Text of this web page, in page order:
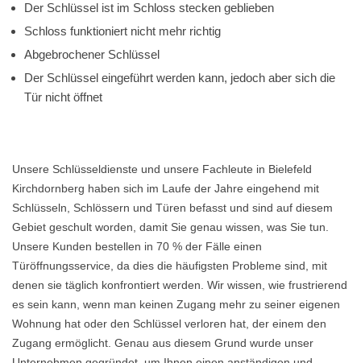
Der Schlüssel ist im Schloss stecken geblieben
Schloss funktioniert nicht mehr richtig
Abgebrochener Schlüssel
Der Schlüssel eingeführt werden kann, jedoch aber sich die
Tür nicht öffnet
Unsere Schlüsseldienste und unsere Fachleute in Bielefeld
Kirchdornberg haben sich im Laufe der Jahre eingehend mit
Schlüsseln, Schlössern und Türen befasst und sind auf diesem
Gebiet geschult worden, damit Sie genau wissen, was Sie tun.
Unsere Kunden bestellen in 70 % der Fälle einen
Türöffnungsservice, da dies die häufigsten Probleme sind, mit
denen sie täglich konfrontiert werden. Wir wissen, wie frustrierend
es sein kann, wenn man keinen Zugang mehr zu seiner eigenen
Wohnung hat oder den Schlüssel verloren hat, der einem den
Zugang ermöglicht. Genau aus diesem Grund wurde unser